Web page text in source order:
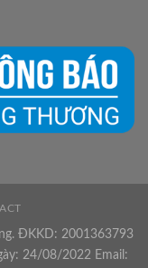
ĐKKD: 2001363793
24/08/2022 Email: